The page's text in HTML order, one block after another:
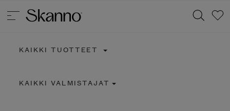
KAIKKI TUOTTEET
KAIKKI VALMISTAJAT